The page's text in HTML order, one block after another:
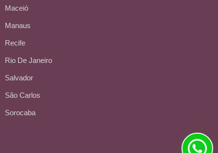
Maceió
Manaus
Recife
Rio De Janeiro
Salvador
São Carlos
Sorocaba